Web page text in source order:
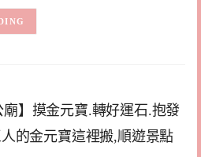
】摸金元寶.轉好運石.抱發
的金元寶這裡搬,順遊景點